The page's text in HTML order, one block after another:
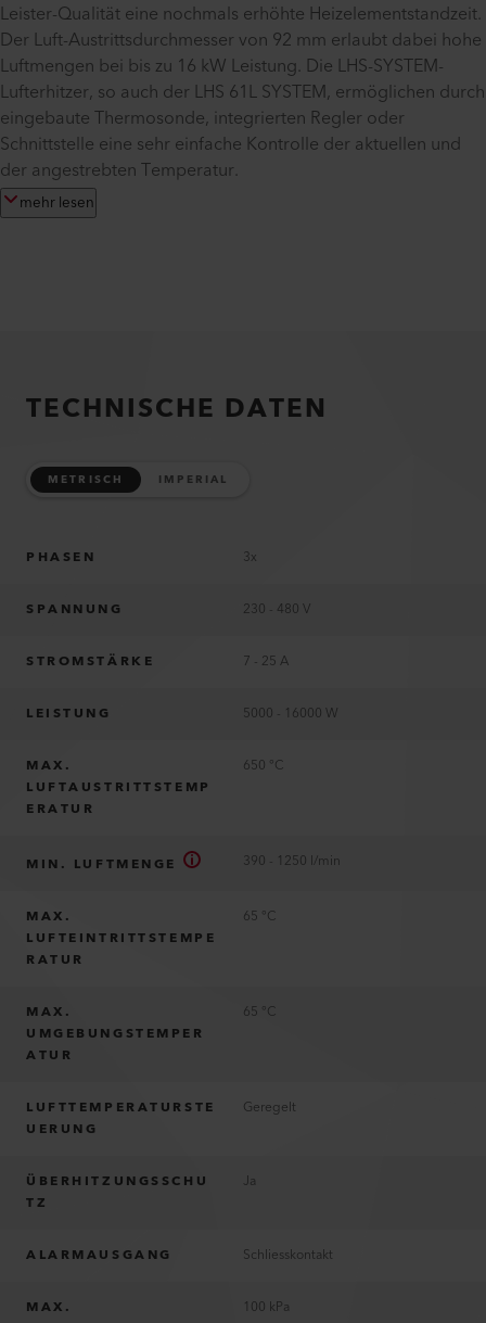
Leister-Qualität eine nochmals erhöhte Heizelementstandzeit.
Der Luft-Austrittsdurchmesser von 92 mm erlaubt dabei hohe
Luftmengen bei bis zu 16 kW Leistung. Die LHS-SYSTEM-
Lufterhitzer, so auch der LHS 61L SYSTEM, ermöglichen durch
eingebaute Thermosonde, integrierten Regler oder
Schnittstelle eine sehr einfache Kontrolle der aktuellen und
der angestrebten Temperatur.
mehr lesen
TECHNISCHE DATEN
METRISCH IMPERIAL
PHASEN 3x
SPANNUNG 230 - 480 V
STROMSTÄRKE 7 - 25 A
LEISTUNG 5000 - 16000 W
MAX.
LUFTAUSTRITTSTEMP
ERATUR
650 °C
MIN. LUFTMENGE 390 - 1250 l/min
MAX.
LUFTEINTRITTSTEMPE
RATUR
65 °C
MAX.
UMGEBUNGSTEMPER
ATUR
65 °C
LUFTTEMPERATURSTE
UERUNG
Geregelt
ÜBERHITZUNGSSCHU
TZ
Ja
ALARMAUSGANG Schliesskontakt
MAX.
100 kPa